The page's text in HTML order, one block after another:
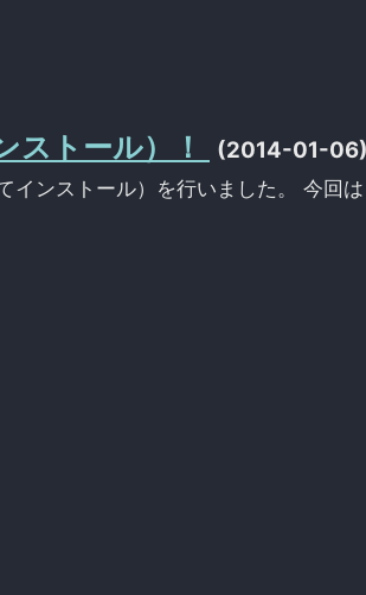
ストール）！ (2014-01-06)
ンストール）を行いました。 今回